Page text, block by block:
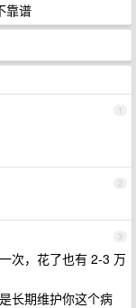
靠谱
1
2
3
次，花了也有 2-3 万
长期维护你这个病